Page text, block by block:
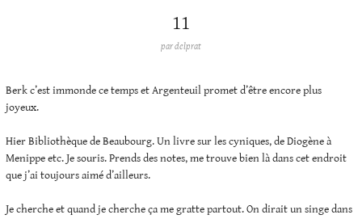
11
pardelprat
Berk c’est immonde ce temps et Argenteuil promet d’être encore plus
joyeux.
Hier Bibliothèque de Beaubourg. Un livre sur les cyniques, de Diogène à
Menippe etc. Je souris. Prends des notes, me trouve bien là dans cet endroit
que j’ai toujours aimé d’ailleurs.
Je cherche et quand je cherche ça me gratte partout. On dirait un singe dans